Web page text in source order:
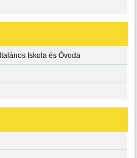
Iskola és Óvoda